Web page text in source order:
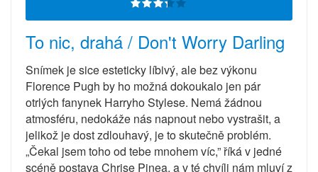
To nic, drahá / Don't Worry Darling
Snímek je sice esteticky líbivý, ale bez výkonu
Florence Pugh by ho možná dokoukalo jen pár
otrlých fanynek Harryho Stylese. Nemá žádnou
atmosféru, nedokáže nás napnout nebo vystrašit, a
jelikož je dost zdlouhavý, je to skutečně problém.
„Čekal jsem toho od tebe mnohem víc,” říká v jedné
scéně postava Chrise Pinea, a v té chvíli nám mluví z